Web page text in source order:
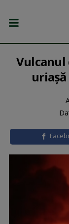
Vulcanul
uriașă